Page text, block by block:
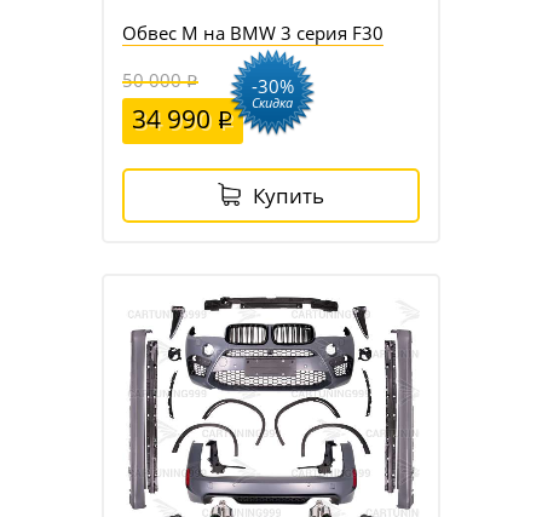
Обвес M на BMW 3 серия F30
50 000
34 990
-30%
Скидка
Купить